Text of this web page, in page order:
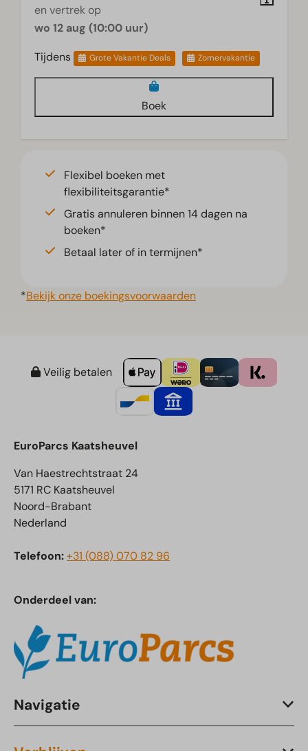
en vertrek op
wo 12 aug (10:00 uur)
Tijdens
Grote Vakantie Deals Zomervakantie
Boek
Flexibel boeken met
flexibiliteitsgarantie*
Gratis annuleren binnen 14 dagen na
boeken*
Betaal later of in termijnen*
*Bekijk onze boekingsvoorwaarden
Veilig betalen
EuroParcs Kaatsheuvel
Van Haestrechtstraat 24
5171 RC Kaatsheuvel
Noord-Brabant
Nederland
Telefoon:+31 (088) 070 82 96
Onderdeel van:
Navigatie